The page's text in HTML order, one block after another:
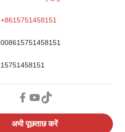
+8615751458151
008615751458151
15751458151
अभी पूछताछ करें